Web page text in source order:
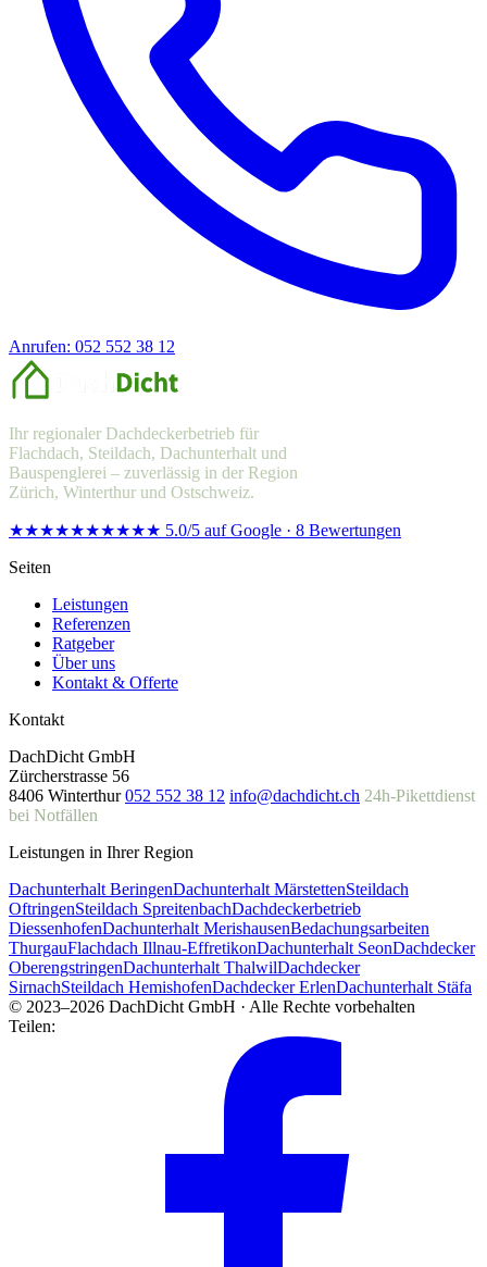
Anrufen: 052 552 38 12
Ihr regionaler Dachdeckerbetrieb für
Flachdach, Steildach, Dachunterhalt und
Bauspenglerei – zuverlässig in der Region
Zürich, Winterthur und Ostschweiz.
★★★★★★★★★★ 5.0/5 auf Google · 8 Bewertungen
Seiten
Leistungen
Referenzen
Ratgeber
Über uns
Kontakt & Offerte
Kontakt
DachDicht GmbH
Zürcherstrasse 56
8406 Winterthur 052 552 38 12 info@dachdicht.ch 24h-Pikettdienst
bei Notfällen
Leistungen in Ihrer Region
Dachunterhalt BeringenDachunterhalt MärstettenSteildach
OftringenSteildach SpreitenbachDachdeckerbetrieb
DiessenhofenDachunterhalt MerishausenBedachungsarbeiten
ThurgauFlachdach Illnau-EffretikonDachunterhalt SeonDachdecker
OberengstringenDachunterhalt ThalwilDachdecker
SirnachSteildach HemishofenDachdecker ErlenDachunterhalt Stäfa
© 2023–2026 DachDicht GmbH · Alle Rechte vorbehalten
Teilen: